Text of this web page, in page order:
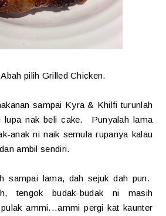
pilih Grilled Chicken.
sampai Kyra & Khilfi turunlah
lupa nak beli cake. Punyalah lama
anak ni naik semula rupanya kalau
ambil sendiri.
sampai lama, dah sejuk dah pun.
tengok budak-budak ni masih
ammi...ammi pergi kat kaunter